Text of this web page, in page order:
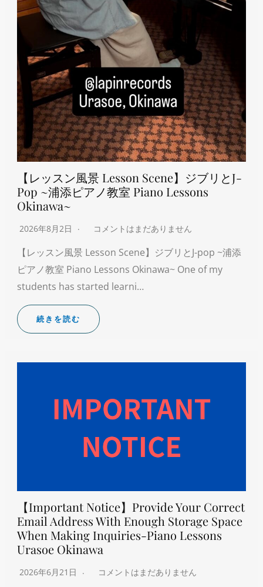
【レッスン風景 Lesson Scene】ジブリとJ-
Pop ~浦添ピアノ教室 Piano Lessons
Okinawa~
2026年8月2日 コメントはまだありません
【レッスン風景 Lesson Scene】ジブリとJ-pop ~浦添
ピアノ教室 Piano Lessons Okinawa~ One of my
students has started learni…
続きを読む
【Important Notice】Provide Your Correct
Email Address With Enough Storage Space
When Making Inquiries-Piano Lessons
Urasoe Okinawa
2026年6月21日 コメントはまだありません